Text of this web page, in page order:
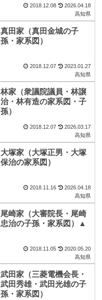
2018.12.08
2026.04.18
高知県
真田家（真田金城の子
孫・家系図）
2018.12.07
2023.01.27
高知県
林家（衆議院議員・林譲
治・林有造の家系図・子
孫）
2018.12.07
2026.03.17
高知県
大塚家（大塚正男・大塚
保治の家系図）
2018.11.16
2026.04.18
高知県
尾崎家（大審院長・尾崎
忠治の子孫・家系図）▲
2018.11.05
2020.05.20
高知県
武田家（三菱電機会長・
武田秀雄・武田光雄の子
孫・家系図）